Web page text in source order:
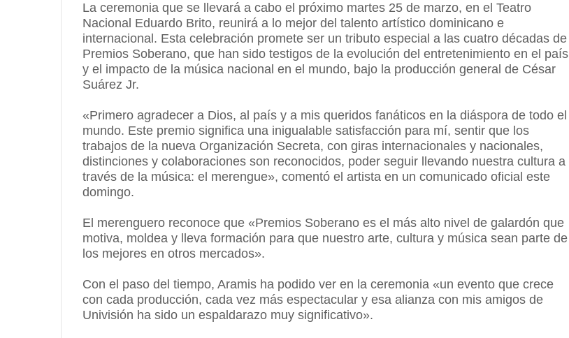
La ceremonia que se llevará a cabo el próximo martes 25 de marzo, en el Teatro
Nacional Eduardo Brito, reunirá a lo mejor del talento artístico dominicano e
internacional. Esta celebración promete ser un tributo especial a las cuatro décadas de
Premios Soberano, que han sido testigos de la evolución del entretenimiento en el país
y el impacto de la música nacional en el mundo, bajo la producción general de César
Suárez Jr.
«Primero agradecer a Dios, al país y a mis queridos fanáticos en la diáspora de todo el
mundo. Este premio significa una inigualable satisfacción para mí, sentir que los
trabajos de la nueva Organización Secreta, con giras internacionales y nacionales,
distinciones y colaboraciones son reconocidos, poder seguir llevando nuestra cultura a
través de la música: el merengue», comentó el artista en un comunicado oficial este
domingo.
El merenguero reconoce que «Premios Soberano es el más alto nivel de galardón que
motiva, moldea y lleva formación para que nuestro arte, cultura y música sean parte de
los mejores en otros mercados».
Con el paso del tiempo, Aramis ha podido ver en la ceremonia «un evento que crece
con cada producción, cada vez más espectacular y esa alianza con mis amigos de
Univisión ha sido un espaldarazo muy significativo».